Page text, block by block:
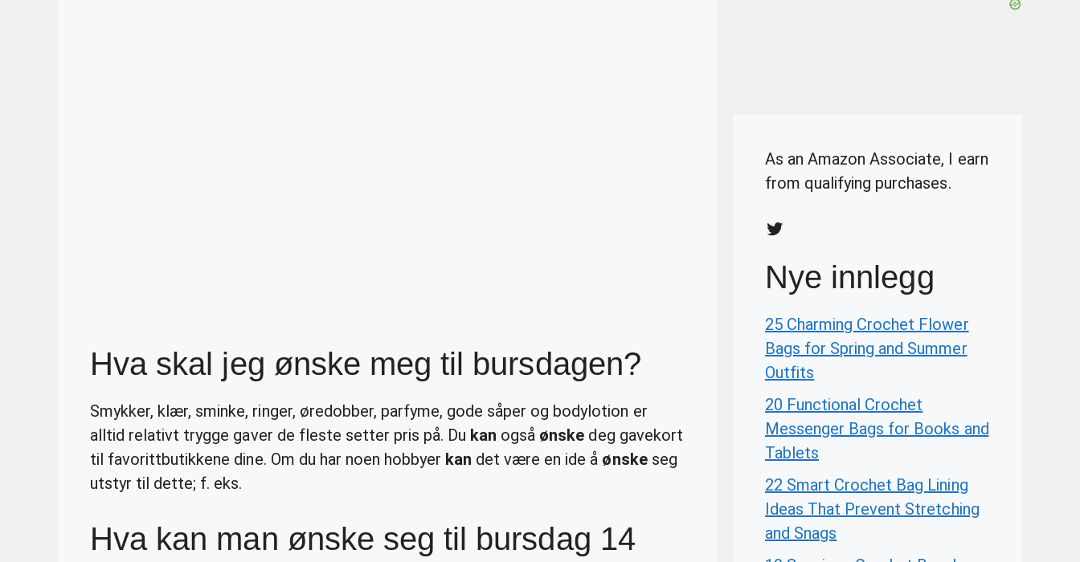
Hva skal jeg ønske meg til bursdagen?
Smykker, klær, sminke, ringer, øredobber, parfyme, gode såper og bodylotion er
alltid relativt trygge gaver de fleste setter pris på. Du kan også ønske deg gavekort
til favorittbutikkene dine. Om du har noen hobbyer kan det være en ide å ønskeseg
utstyr til dette; f. eks.
Hva kan man ønske seg til bursdag 14
As an Amazon Associate, I earn
from qualifying purchases.
Twitter
Nye innlegg
25 Charming Crochet Flower
Bags for Spring and Summer
Outfits
20 Functional Crochet
Messenger Bags for Books and
Tablets
22 Smart Crochet Bag Lining
Ideas That Prevent Stretching
and Snags